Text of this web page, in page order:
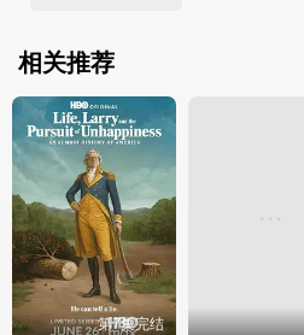
相关推荐
第7集完结